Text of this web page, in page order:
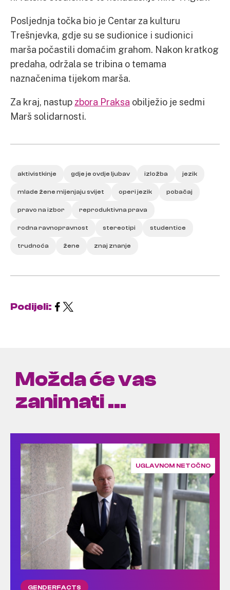
Posljednja točka bio je Centar za kulturu
Trešnjevka, gdje su se sudionice i sudionici
marša počastili domaćim grahom. Nakon kratkog
predaha, održala se tribina o temama
naznačenima tijekom marša.
Za kraj, nastup zbora Praksa obilježio je sedmi
Marš solidarnosti.
aktivistkinje gdje je ovdje ljubav izložba jezik
mlade žene mijenjaju svijet operi jezik pobačaj
pravo na izbor reproduktivna prava
rodna ravnopravnost stereotipi studentice
trudnoća žene znaj znanje
Podijeli:
Možda će vas
zanimati ...
UGLAVNOM NETOČNO
GENDERFACTS